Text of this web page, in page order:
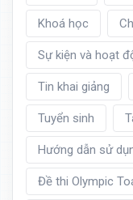
Khoá học
Sự kiện và hoạt
Tin khai giảng
Tuyển sinh
Hướng dẫn sử
Đề thi Olympic